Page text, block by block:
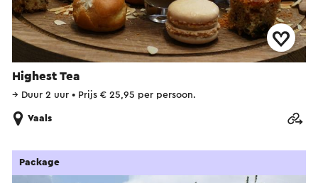
Highest Tea
→ Duur 2 uur • Prijs € 25,95 per persoon.
Vaals
Package